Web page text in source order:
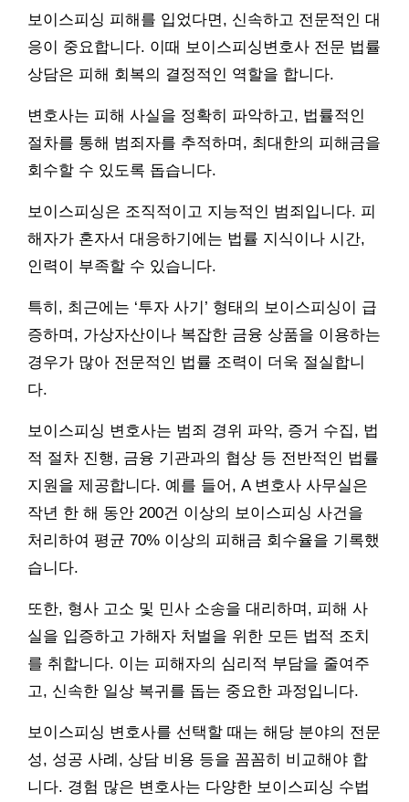
보이스피싱 피해를 입었다면, 신속하고 전문적인 대
응이 중요합니다. 이때 보이스피싱변호사 전문 법률
상담은 피해 회복의 결정적인 역할을 합니다.
변호사는 피해 사실을 정확히 파악하고, 법률적인
절차를 통해 범죄자를 추적하며, 최대한의 피해금을
회수할 수 있도록 돕습니다.
보이스피싱은 조직적이고 지능적인 범죄입니다. 피
해자가 혼자서 대응하기에는 법률 지식이나 시간,
인력이 부족할 수 있습니다.
특히, 최근에는 ‘투자 사기’ 형태의 보이스피싱이 급
증하며, 가상자산이나 복잡한 금융 상품을 이용하는
경우가 많아 전문적인 법률 조력이 더욱 절실합니
다.
보이스피싱 변호사는 범죄 경위 파악, 증거 수집, 법
적 절차 진행, 금융 기관과의 협상 등 전반적인 법률
지원을 제공합니다. 예를 들어, A 변호사 사무실은
작년 한 해 동안 200건 이상의 보이스피싱 사건을
처리하여 평균 70% 이상의 피해금 회수율을 기록했
습니다.
또한, 형사 고소 및 민사 소송을 대리하며, 피해 사
실을 입증하고 가해자 처벌을 위한 모든 법적 조치
를 취합니다. 이는 피해자의 심리적 부담을 줄여주
고, 신속한 일상 복귀를 돕는 중요한 과정입니다.
보이스피싱 변호사를 선택할 때는 해당 분야의 전문
성, 성공 사례, 상담 비용 등을 꼼꼼히 비교해야 합
니다. 경험 많은 변호사는 다양한 보이스피싱 수법